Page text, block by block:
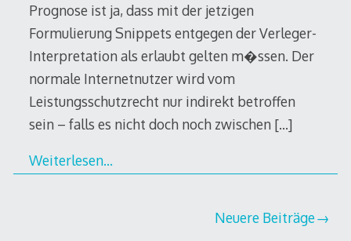
Prognose ist ja, dass mit der jetzigen
Formulierung Snippets entgegen der Verleger-
Interpretation als erlaubt gelten m�ssen. Der
normale Internetnutzer wird vom
Leistungsschutzrecht nur indirekt betroffen
sein – falls es nicht doch noch zwischen […]
Weiterlesen…
Neuere Beiträge